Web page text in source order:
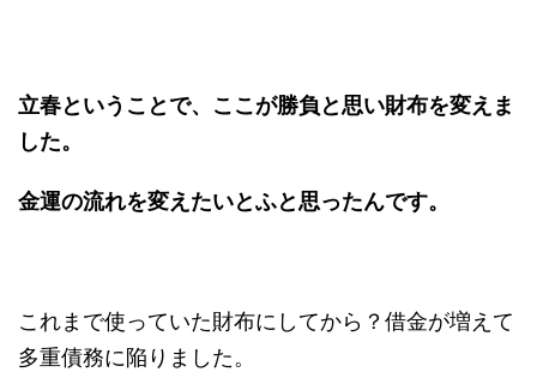
立春ということで、ここが勝負と思い財布を変えま
した。
金運の流れを変えたいとふと思ったんです。
これまで使っていた財布にしてから？借金が増えて
多重債務に陥りました。